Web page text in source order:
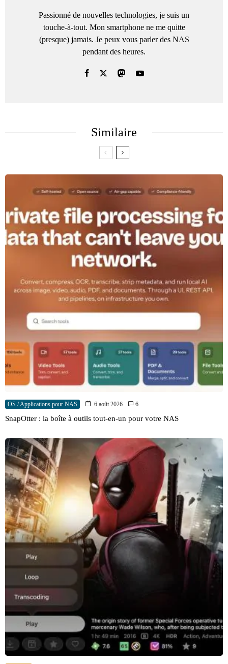
Passionné de nouvelles technologies, je suis un
touche-à-tout. Mon smartphone ne me quitte
(presque) jamais. Je peux vous parler des NAS
pendant des heures.
Similaire
OS / Applications pour NAS 6 août 2026 6
SnapOtter : la boîte à outils tout-en-un pour votre NAS